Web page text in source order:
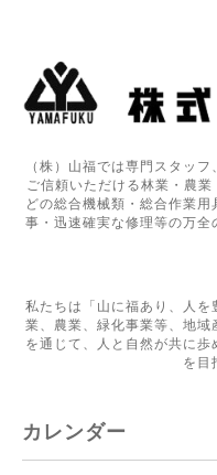
（株）山福では専門スタッ
ご信頼いただける林業・農
どの総合機械類・総合作業
事・迅速確実な修理等の万全
私たちは「山に福あり、人
業、農業、緑化事業等、地域
を通じて、人と自然が共に
を目
カレンダー